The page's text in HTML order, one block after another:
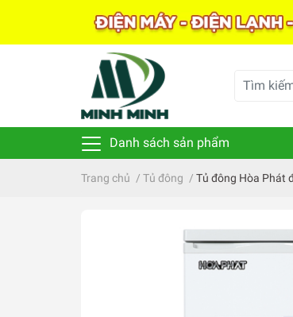
Danh sách sản phẩm
Trang chủ / Tủ đông / Tủ đông Hòa Phát